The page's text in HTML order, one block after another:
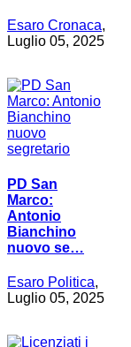
Esaro Cronaca,
Luglio 05, 2025
PD San
Marco:
Antonio
Bianchino
nuovo se…
Esaro Politica,
Luglio 05, 2025